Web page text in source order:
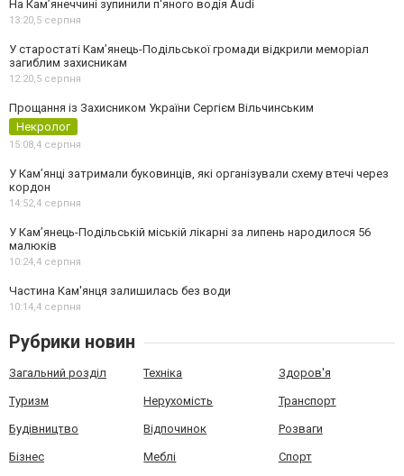
На Камʼянеччині зупинили п'яного водія Audi
13:20,5 серпня
У старостаті Кам’янець-Подільської громади відкрили меморіал
загиблим захисникам
12:20,5 серпня
Прощання із Захисником України Сергієм Вільчинським
Некролог
15:08,4 серпня
У Кам’янці затримали буковинців, які організували схему втечі через
кордон
14:52,4 серпня
У Кам’янець-Подільській міській лікарні за липень народилося 56
малюків
10:24,4 серпня
Частина Кам'янця залишилась без води
10:14,4 серпня
Рубрики новин
Загальний розділ Техніка Здоров'я
Туризм Нерухомість Транспорт
Будівництво Відпочинок Розваги
Бізнес Меблі Спорт